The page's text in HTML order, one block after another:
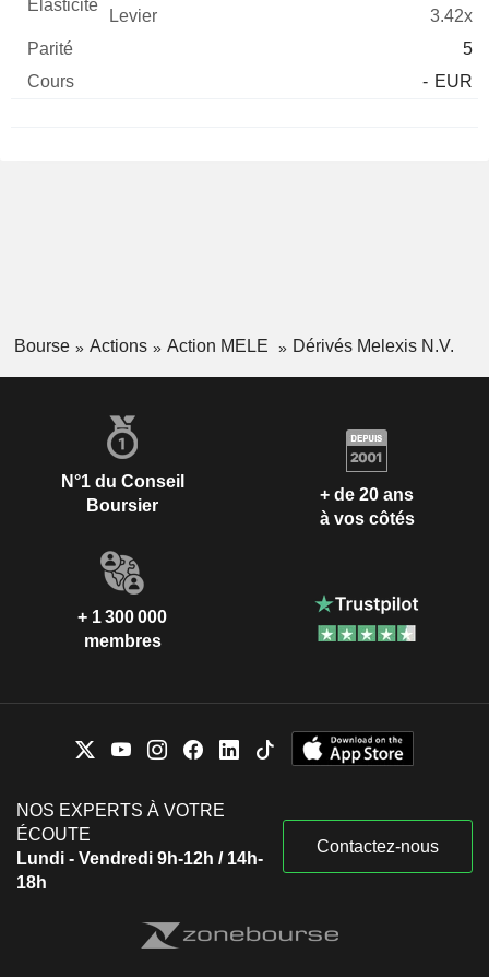
3.42x
5
- EUR
Bourse Actions Action MELE Dérivés Melexis N.V.
N°1 du Conseil
Boursier
+ de 20 ans
à vos côtés
+ 1 300 000
membres
NOS EXPERTS À VOTRE
ÉCOUTE
Lundi - Vendredi 9h-12h / 14h-
18h
Contactez-nous